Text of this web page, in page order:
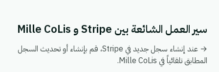
سير العمل الشائعة بين Stripe و Mille CoLis
→ عند إنشاء سجل جديد في Stripe، قم بإنشاء أو تحديث السجل
المطابق تلقائياً في Mille CoLis.